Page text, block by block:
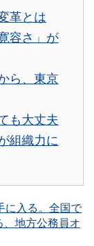
革とは
容さ」が
ら、東京
も大丈夫
組織力に
に入る。全国で
地方公務員オ